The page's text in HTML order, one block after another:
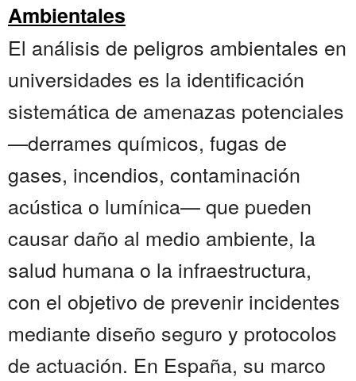
Ambientales
El análisis de peligros ambientales en
universidades es la identificación
sistemática de amenazas potenciales
—derrames químicos, fugas de
gases, incendios, contaminación
acústica o lumínica— que pueden
causar daño al medio ambiente, la
salud humana o la infraestructura,
con el objetivo de prevenir incidentes
mediante diseño seguro y protocolos
de actuación. En España, su marco